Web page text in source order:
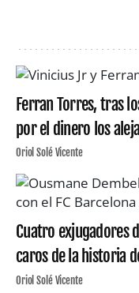
Ferran Torres, tras
por el dinero los
Oriol Solé Vicente
Cuatro exjugadores
caros de la historia
Oriol Solé Vicente